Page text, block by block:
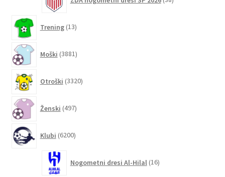
izdelkov
Trening 13izdelkov
Moški 3881izdelkov
Otroški 3320izdelkov
Ženski 497izdelkov
Klubi 6200izdelkov
Nogometni dresi Al-Hilal 16izdelkov